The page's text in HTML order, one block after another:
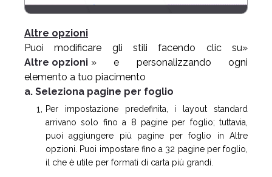
Altre opzioni
Puoi modificare gli stili facendo clic su»
Altre opzioni » e personalizzando ogni
elemento a tuo piacimento
a. Seleziona pagine per foglio
Per impostazione predefinita, i layout standard
arrivano solo fino a 8 pagine per foglio; tuttavia,
puoi aggiungere più pagine per foglio in Altre
opzioni. Puoi impostare fino a 32 pagine per foglio,
il che è utile per formati di carta più grandi.